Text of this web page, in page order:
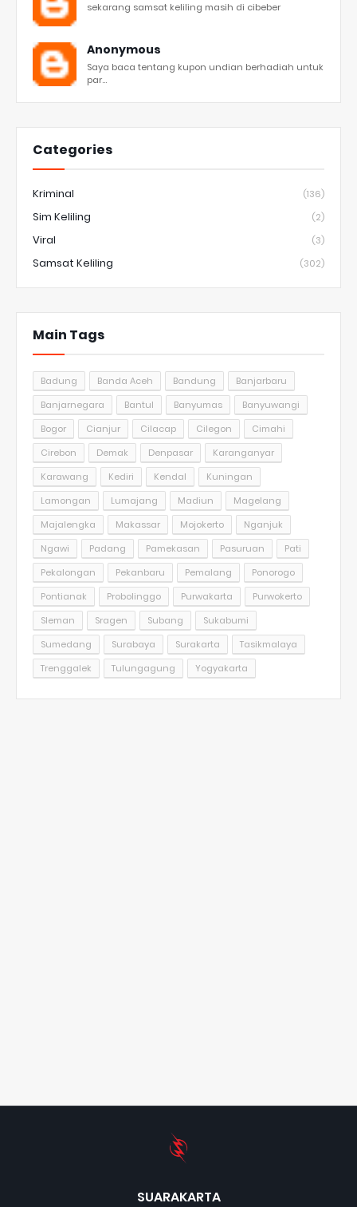
sekarang samsat keliling masih di cibeber
Anonymous
Saya baca tentang kupon undian berhadiah untuk
par...
Categories
Kriminal (136)
Sim Keliling (2)
Viral (3)
Samsat Keliling (302)
Main Tags
Badung Banda Aceh Bandung
Banjarbaru
Banjarnegara
Bantul Banyumas
Banyuwangi
Bogor
Cianjur Cilacap Cilegon
Cimahi
Cirebon
Demak Denpasar
Karanganyar
Karawang
Kediri Kendal
Kuningan
Lamongan
Lumajang Madiun
Magelang
Majalengka
Makassar Mojokerto
Nganjuk
Ngawi
Padang Pamekasan Pasuruan
Pati
Pekalongan
Pekanbaru Pemalang
Ponorogo
Pontianak
Probolinggo Purwakarta
Purwokerto
Sleman
Sragen Subang
Sukabumi
Sumedang
Surabaya Surakarta
Tasikmalaya
Trenggalek
Tulungagung Yogyakarta
SUARAKARTA